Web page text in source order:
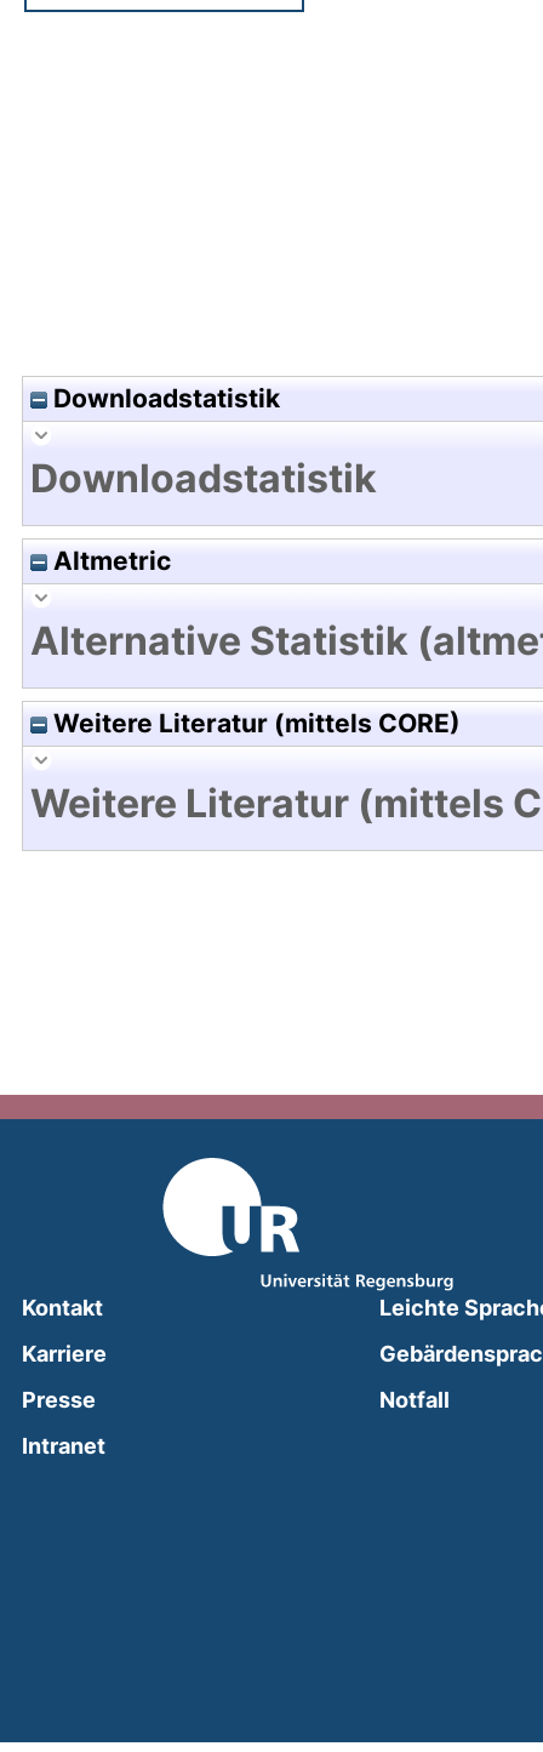
Downloadstatistik
Downloadstatistik
Altmetric
Alternative Statistik
Weitere Literatur (mittels CORE)
Weitere Literatur (mittels
Kontakt
Karriere
Presse
Intranet(external link, opens in a new window)
Leichte
Notfall